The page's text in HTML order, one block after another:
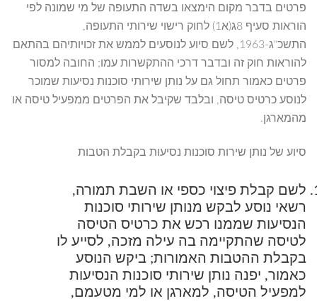
פרטים בדבר מקום הימצאו בשדה התעופה של מי שמונה לפי
הוראות סעיף 8ג(א1) לחוק רישוי שירותי התעופה,
התשכ"ג-1963, לשם סיוע לנוסעים לממש את זכויותיהם בהתאם
להוראות חוק זה ובדבר דרכי ההתקשרות עמו; החובה למסור
פרטים כאמור תחול גם על נותן שירותי סוכנות נסיעות שמוכר
לנוסע כרטיס טיסה, ובלבד שקיבל את הפרטים ממפעיל טיסה או
מהמארגן.
סיוע של נותן שירות סוכנות נסיעות בקבלת הטבות
לשם קבלת פיצוי כספי או השבת תמורה,
רשאי נוסע לבקש מנותן שירותי סוכנות
הנסיעות שממנו רכש את כרטיס הטיסה
לטיסה שהתקיימה בה עילה מזכה, לסייע לו
בקבלת ההטבות האמורות; ביקש הנוסע
כאמור, יפנה נותן שירותי סוכנות הנסיעות
למפעיל הטיסה, למארגן או למי מטעמם,